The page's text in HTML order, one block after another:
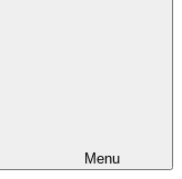
Menu